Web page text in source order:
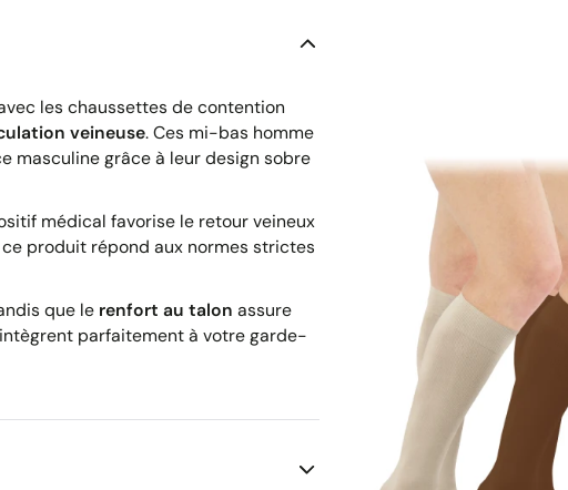
les chaussettes de contention
veineuse. Ces mi-bas homme
masculine grâce à leur design sobre
médical favorise le retour veineux
produit répond aux normes strictes
que le renfort au talon assure
parfaitement à votre garde-